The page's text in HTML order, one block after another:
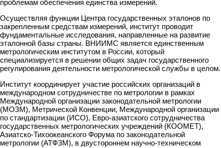
проблемам обеспечения единства измерений.
Осуществляя функции Центра государственных эталонов по
закрепленным средствам измерений, институт проводит
фундаментальные исследования, направленные на развитие
эталонной базы страны. ВНИИМС является единственным
метрологическим институтом в России, который
специализируется в решении общих задач государственного
регулирования деятельности метрологической службы в целом.
Институт координирует участие российских организаций в
международном сотрудничестве по метрологии в рамках
Международной организации законодательной метрологии
(МОЗМ), Метрической Конвенции, Международной организации
по стандартизации (ИСО), Евро-азиатского сотрудничества
государственных метрологических учреждений (КООМЕТ),
Азиатско-Тихоокеанского Форума по законодательной
метрологии (АТФЗМ), в двустороннем научно-техническом